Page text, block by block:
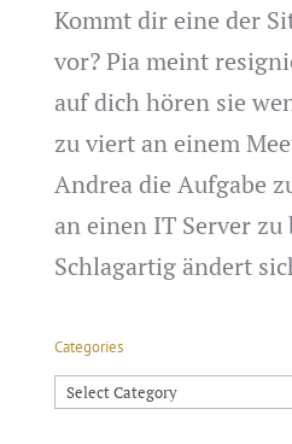
Kommt dir eine der
vor? Pia meint
auf dich hören sie
zu viert an einem
Andrea die Aufgabe
an einen IT Server zu
Schlagartig ändert
Categories
Categories